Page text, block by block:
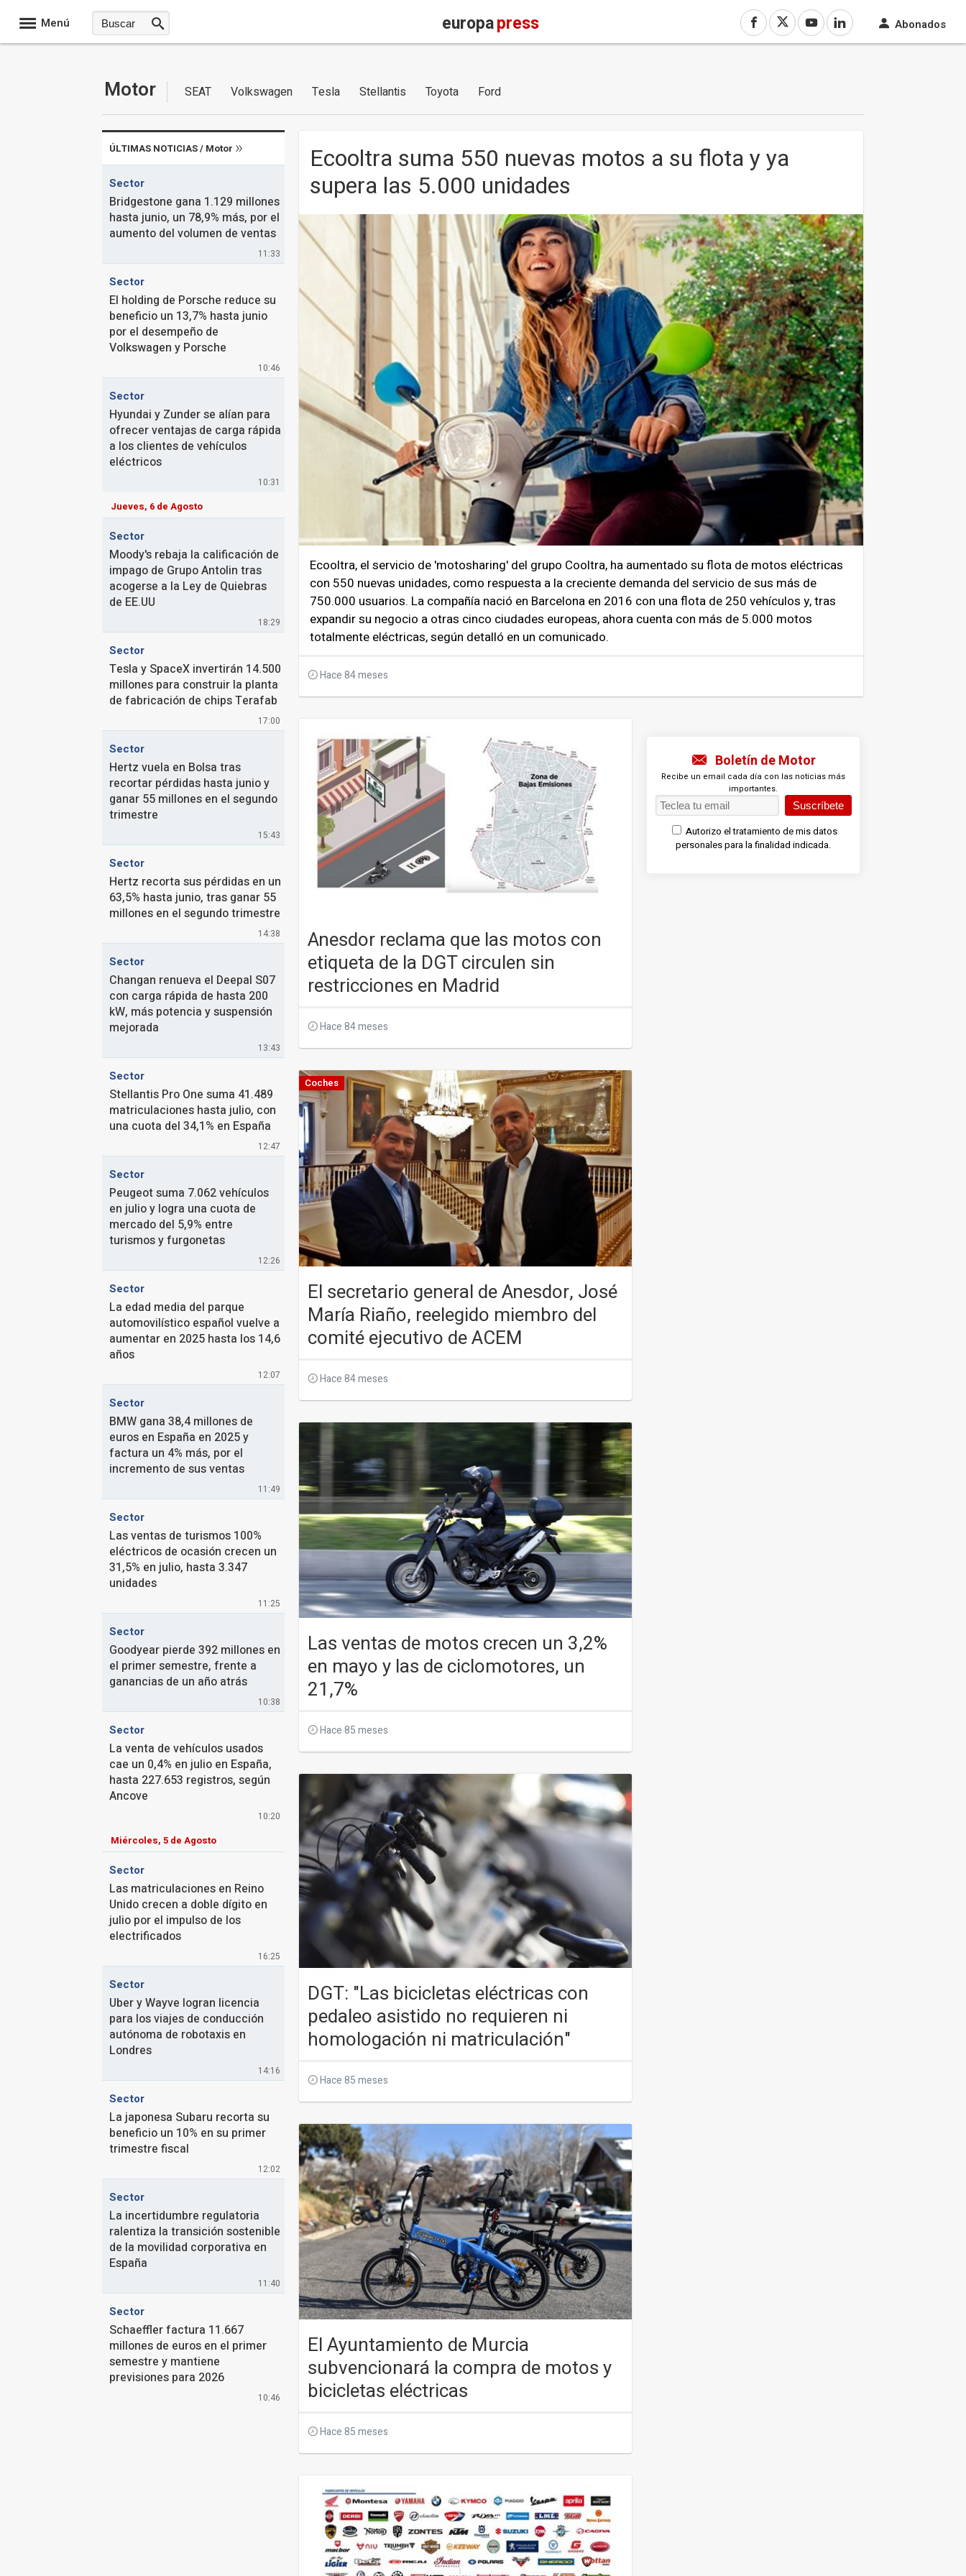
Menú europapress Abonados
Motor SEAT Volkswagen Tesla Stellantis Toyota Ford
ÚLTIMAS NOTICIAS / Motor
11:33
Sector
Bridgestone gana 1.129 millones
hasta junio, un 78,9% más, por el
aumento del volumen de ventas
10:46
Sector
El holding de Porsche reduce su
beneficio un 13,7% hasta junio
por el desempeño de
Volkswagen y Porsche
10:31
Sector
Hyundai y Zunder se alían para
ofrecer ventajas de carga rápida
a los clientes de vehículos
eléctricos
Jueves, 6 de Agosto
18:29
Sector
Moody's rebaja la calificación de
impago de Grupo Antolin tras
acogerse a la Ley de Quiebras
de EE.UU
17:00
Sector
Tesla y SpaceX invertirán 14.500
millones para construir la planta
de fabricación de chips Terafab
15:43
Sector
Hertz vuela en Bolsa tras
recortar pérdidas hasta junio y
ganar 55 millones en el segundo
trimestre
14:38
Sector
Hertz recorta sus pérdidas en un
63,5% hasta junio, tras ganar 55
millones en el segundo trimestre
13:43
Sector
Changan renueva el Deepal S07
con carga rápida de hasta 200
kW, más potencia y suspensión
mejorada
12:47
Sector
Stellantis Pro One suma 41.489
matriculaciones hasta julio, con
una cuota del 34,1% en España
12:26
Sector
Peugeot suma 7.062 vehículos
en julio y logra una cuota de
mercado del 5,9% entre
turismos y furgonetas
12:07
Sector
La edad media del parque
automovilístico español vuelve a
aumentar en 2025 hasta los 14,6
años
11:49
Sector
BMW gana 38,4 millones de
euros en España en 2025 y
factura un 4% más, por el
incremento de sus ventas
11:25
Sector
Las ventas de turismos 100%
eléctricos de ocasión crecen un
31,5% en julio, hasta 3.347
unidades
10:38
Sector
Goodyear pierde 392 millones en
el primer semestre, frente a
ganancias de un año atrás
10:20
Sector
La venta de vehículos usados
cae un 0,4% en julio en España,
hasta 227.653 registros, según
Ancove
Miércoles, 5 de Agosto
16:25
Sector
Las matriculaciones en Reino
Unido crecen a doble dígito en
julio por el impulso de los
electrificados
14:16
Sector
Uber y Wayve logran licencia
para los viajes de conducción
autónoma de robotaxis en
Londres
12:02
Sector
La japonesa Subaru recorta su
beneficio un 10% en su primer
trimestre fiscal
11:40
Sector
La incertidumbre regulatoria
ralentiza la transición sostenible
de la movilidad corporativa en
España
10:46
Sector
Schaeffler factura 11.667
millones de euros en el primer
semestre y mantiene
previsiones para 2026
Ecooltra suma 550 nuevas motos a su flota y ya
supera las 5.000 unidades
Ecooltra, el servicio de 'motosharing' del grupo Cooltra, ha aumentado su flota de motos eléctricas
con 550 nuevas unidades, como respuesta a la creciente demanda del servicio de sus más de
750.000 usuarios. La compañía nació en Barcelona en 2016 con una flota de 250 vehículos y, tras
expandir su negocio a otras cinco ciudades europeas, ahora cuenta con más de 5.000 motos
totalmente eléctricas, según detalló en un comunicado.
Hace 84 meses
Anesdor reclama que las motos con
etiqueta de la DGT circulen sin
restricciones en Madrid
Hace 84 meses
Coches
El secretario general de Anesdor, José
María Riaño, reelegido miembro del
comité ejecutivo de ACEM
Hace 84 meses
Las ventas de motos crecen un 3,2%
en mayo y las de ciclomotores, un
21,7%
Hace 85 meses
DGT: "Las bicicletas eléctricas con
pedaleo asistido no requieren ni
homologación ni matriculación"
Hace 85 meses
El Ayuntamiento de Murcia
subvencionará la compra de motos y
bicicletas eléctricas
Hace 85 meses
Boletín de Motor
Recibe un email cada día con las noticias más
importantes.
Suscríbete
Autorizo el tratamiento de mis datos
personales para la finalidad indicada.